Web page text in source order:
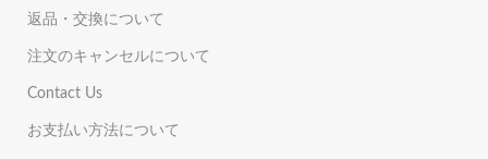
返品・交換について
注文のキャンセルについて
Contact Us
お支払い方法について